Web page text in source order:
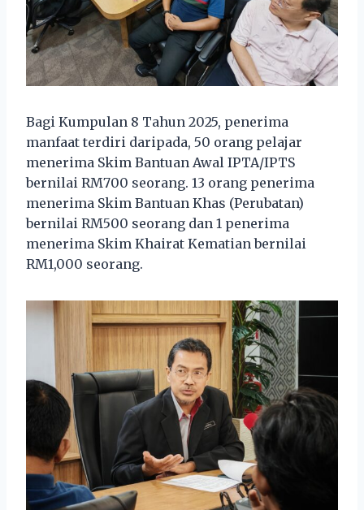
Bagi Kumpulan 8 Tahun 2025, penerima
manfaat terdiri daripada, 50 orang pelajar
menerima Skim Bantuan Awal IPTA/IPTS
bernilai RM700 seorang. 13 orang penerima
menerima Skim Bantuan Khas (Perubatan)
bernilai RM500 seorang dan 1 penerima
menerima Skim Khairat Kematian bernilai
RM1,000 seorang.